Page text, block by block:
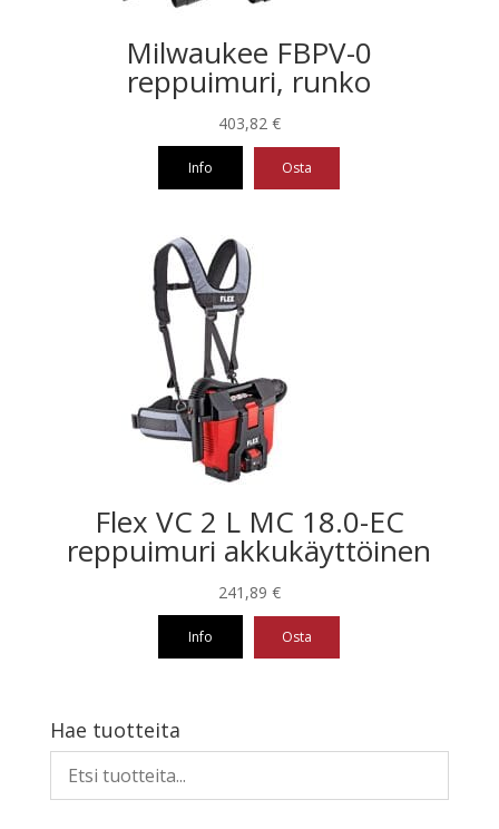
Milwaukee FBPV-0
reppuimuri, runko
403,82 €
Info Osta
Flex VC 2 L MC 18.0-EC
reppuimuri akkukäyttöinen
241,89 €
Info Osta
Hae tuotteita